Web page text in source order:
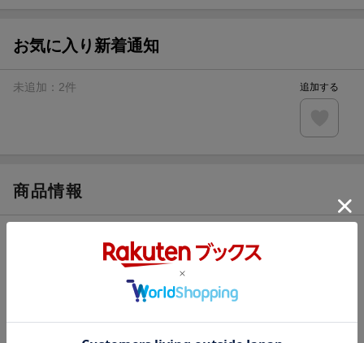
お気に入り新着通知
未追加： 2件 追加する
商品情報
綺月陣(著) ,
亜樹良のりかず